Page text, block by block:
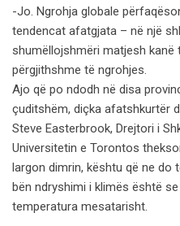
-Jo. Ngrohja globale
tendencat afatgjata – në një
shumëllojshmëri matjesh kanë
përgjithshme të ngrohjes.
Ajo që po ndodh në disa
çuditshëm, diçka afatshkurtër
Steve Easterbrook, Drejtori i
Universitetin e Torontos
largon dimrin, kështu që ne do
bën ndryshimi i klimës është
temperatura mesatarisht.